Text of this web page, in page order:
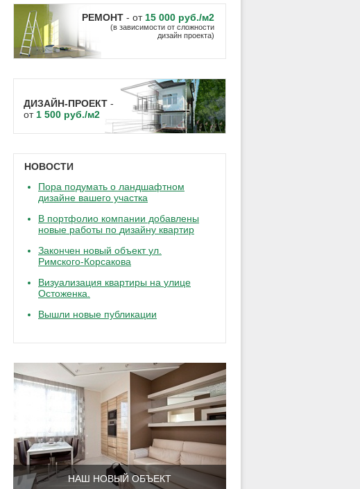
РЕМОНТ - от 15 000 руб./м2
(в зависимости от сложности
дизайн проекта)
ДИЗАЙН-ПРОЕКТ -
от 1 500 руб./м2
НОВОСТИ
Пора подумать о ландшафтном
дизайне вашего участка
В портфолио компании добавлены
новые работы по дизайну квартир
Закончен новый объектул.
Римского-Корсакова
Визуализация квартиры на улице
Остоженка.
Вышли новые публикации
НАШ НОВЫЙ ОБЪЕКТ